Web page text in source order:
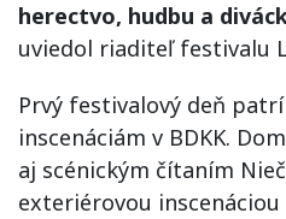
herectvo, hudbu a
uviedol riaditeľ festivalu
Prvý festivalový deň
inscenáciám v BDKK.
aj scénickým čítaním
exteriérovou inscenáciou